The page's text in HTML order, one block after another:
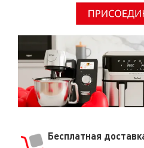
является канцерогеном для
безопасен для
факт, что он часто
(кардиостимуляторы,
и т.д.).
Бесплатная